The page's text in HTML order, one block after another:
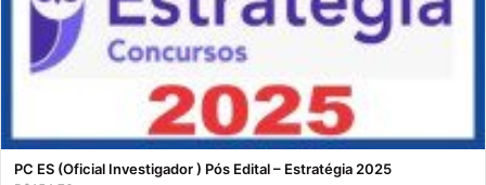
PC ES (Oficial Investigador ) Pós Edital – Estratégia 2025